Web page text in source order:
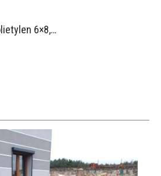
Wąż polietylen 6×8, Ref.0120.0203